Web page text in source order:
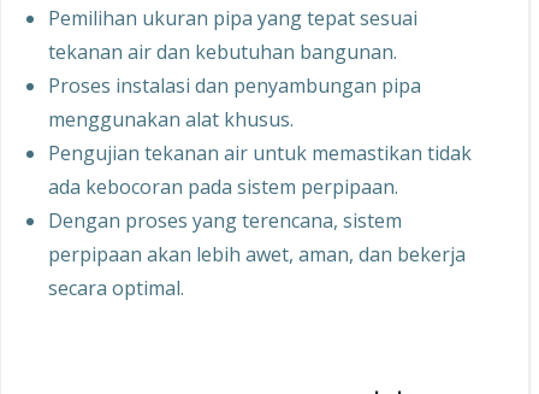
Pemilihan ukuran pipa yang tepat sesuai
tekanan air dan kebutuhan bangunan.
Proses instalasi dan penyambungan pipa
menggunakan alat khusus.
Pengujian tekanan air untuk memastikan tidak
ada kebocoran pada sistem perpipaan.
Dengan proses yang terencana, sistem
perpipaan akan lebih awet, aman, dan bekerja
secara optimal.